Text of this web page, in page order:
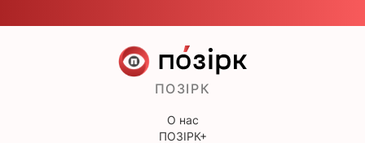
ПОЗІРК
О нас
ПОЗІРК+